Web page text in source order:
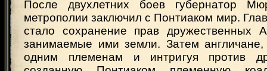
После двухлетних боев губернатор
метрополии заключил с Понтиаком мир.
стало сохранение прав дружественных
занимаемые ими земли. Затем англичане,
одним племенам и интригуя против